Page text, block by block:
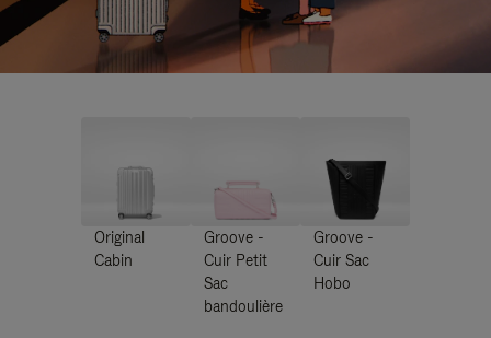
Original
Cabin
Groove -
Cuir Petit
Sac
bandoulière
Groove -
Cuir Sac
Hobo